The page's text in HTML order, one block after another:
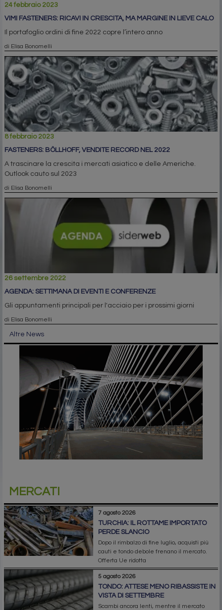
24 febbraio 2023
VIMI FASTENERS: RICAVI IN CRESCITA, MA MARGINE IN LIEVE CALO
Il portafoglio ordini di fine 2022 copre l’intero anno
di Elisa Bonomelli
8 febbraio 2023
FASTENERS: BÖLLHOFF, VENDITE RECORD NEL 2022
A trascinare la crescita i mercati asiatico e delle Americhe.
Outlook cauto sul 2023
di Elisa Bonomelli
26 settembre 2022
AGENDA: SETTIMANA DI EVENTI E CONFERENZE
Gli appuntamenti principali per l'acciaio per i prossimi giorni
di Elisa Bonomelli
Altre News
MERCATI
7 agosto 2026
TURCHIA: IL ROTTAME IMPORTATO
PERDE SLANCIO
Dopo il rimbalzo di fine luglio, acquisti più
cauti e tondo debole frenano il mercato.
Offerta Ue ridotta
5 agosto 2026
TONDO: ATTESE MENO RIBASSISTE IN
VISTA DI SETTEMBRE
Scambi ancora lenti, mentre il mercato